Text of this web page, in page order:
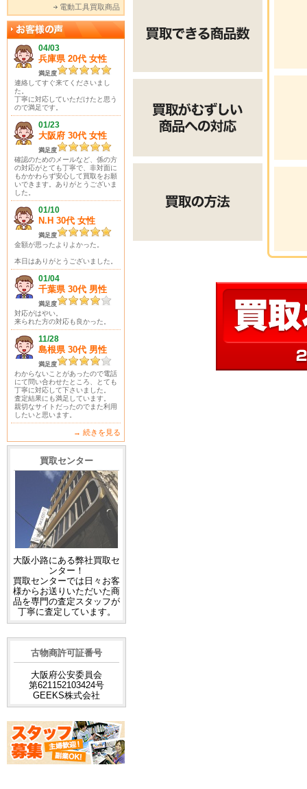
電動工具買取商品
04/03
兵庫県 20代 女性
満足度
連絡してすぐ来てくださいまし
た。
丁寧に対応していただけたと思う
ので満足です。
01/23
大阪府 30代 女性
満足度
確認のためのメールなど、係の方
の対応がとても丁寧で、非対面に
もかかわらず安心して買取をお願
いできます。ありがとうございま
した。
01/10
N.H 30代 女性
満足度
金額が思ったよりよかった。
本日はありがとうございました。
01/04
千葉県 30代 男性
満足度
対応がはやい。
来られた方の対応も良かった。
11/28
島根県 30代 男性
満足度
わからないことがあったので電話
にて問い合わせたところ、とても
丁寧に対応して下さいました。
査定結果にも満足しています。
親切なサイトだったのでまた利用
したいと思います。
→ 続きを見る
買取センター
大阪小路にある弊社買取セ
ンター！
買取センターでは日々お客
様からお送りいただいた商
品を専門の査定スタッフが
丁寧に査定しています。
古物商許可証番号
大阪府公安委員会
第621152103424号
GEEKS株式会社